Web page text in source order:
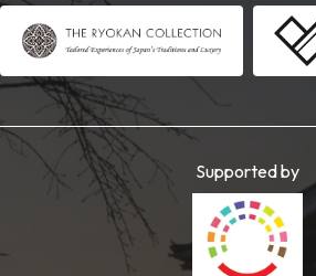
Supported by